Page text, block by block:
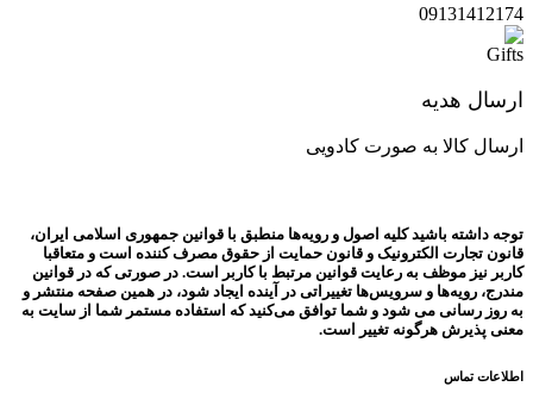
09131412174
ارسال هدیه
ارسال کالا به صورت کادویی
توجه داشته باشید کلیه اصول و رویه‏‌ها منطبق با قوانین جمهوری اسلامی ایران،
قانون تجارت الکترونیک و قانون حمایت از حقوق مصرف کننده است و متعاقبا
کاربر نیز موظف به رعایت قوانین مرتبط با کاربر است. در صورتی که در قوانین
مندرج، رویه‏‌ها و سرویس‏‌ها تغییراتی در آینده ایجاد شود، در همین صفحه منتشر و
به روز رسانی می شود و شما توافق می‏‌کنید که استفاده مستمر شما از سایت به
معنی پذیرش هرگونه تغییر است.
اطلاعات تماس